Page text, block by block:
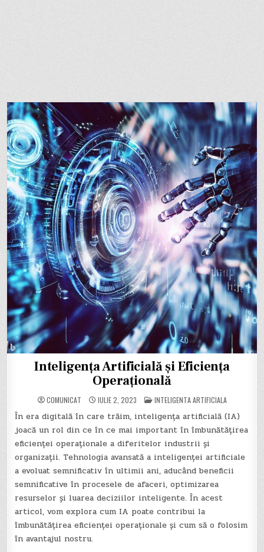
Inteligența Artificială și Eficiența
Operațională
COMUNICAT IULIE 2, 2023 POSTED
IN
INTELIGENTA ARTIFICIALA
În era digitală în care trăim, inteligența artificială (IA)
joacă un rol din ce în ce mai important în îmbunătățirea
eficienței operaționale a diferitelor industrii și
organizații. Tehnologia avansată a inteligenței artificiale
a evoluat semnificativ în ultimii ani, aducând beneficii
semnificative în procesele de afaceri, optimizarea
resurselor și luarea deciziilor inteligente. În acest
articol, vom explora cum IA poate contribui la
îmbunătățirea eficienței operaționale și cum să o folosim
în avantajul nostru.